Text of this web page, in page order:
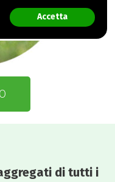
di tutti i
Accetta